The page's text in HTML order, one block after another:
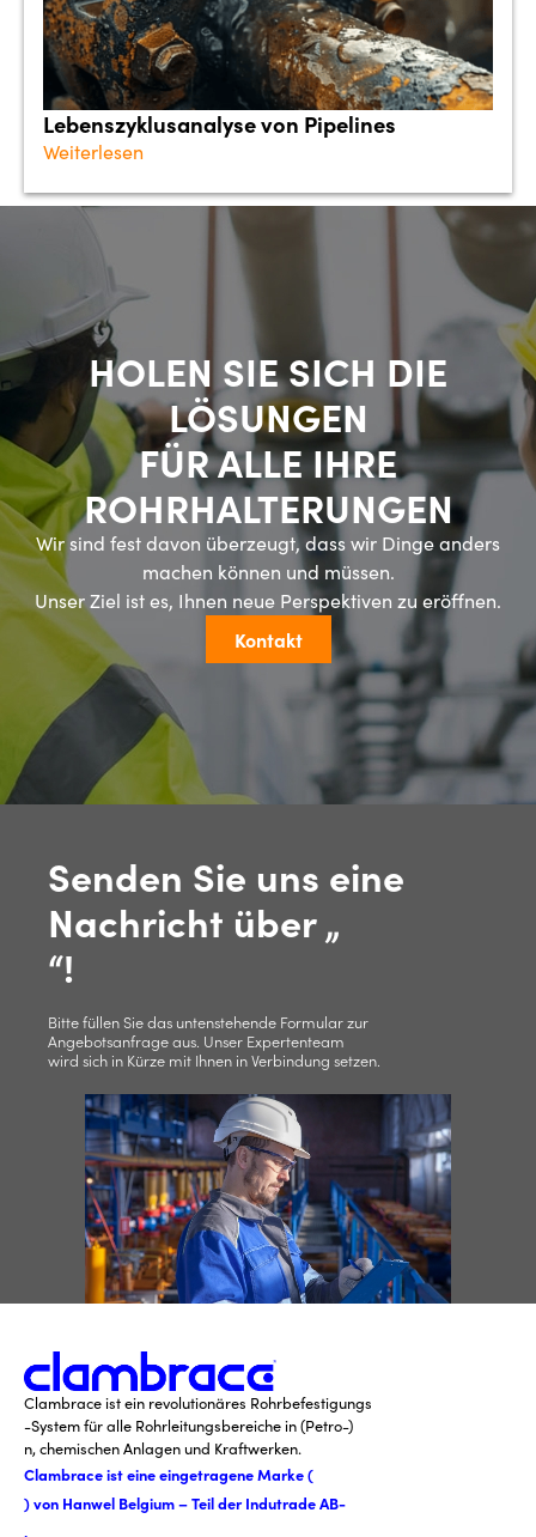
Lebenszyklusanalyse von Pipelines
Weiterlesen
HOLEN SIE SICH DIE
LÖSUNGEN
FÜR ALLE IHRE
ROHRHALTERUNGEN
Wir sind fest davon überzeugt, dass wir Dinge anders
machen können und müssen.
Unser Ziel ist es, Ihnen neue Perspektiven zu eröffnen.
Kontakt
Senden Sie uns eine
Nachricht über „
“!
Bitte füllen Sie das untenstehende Formular zur
Angebotsanfrage aus. Unser Expertenteam
wird sich in Kürze mit Ihnen in Verbindung setzen.
Clambrace ist ein revolutionäres Rohrbefestigungs
-System für alle Rohrleitungsbereiche in (Petro-)
n, chemischen Anlagen und Kraftwerken.
Clambrace ist eine eingetragene Marke (
) von Hanwel Belgium – Teil der Indutrade AB-
.